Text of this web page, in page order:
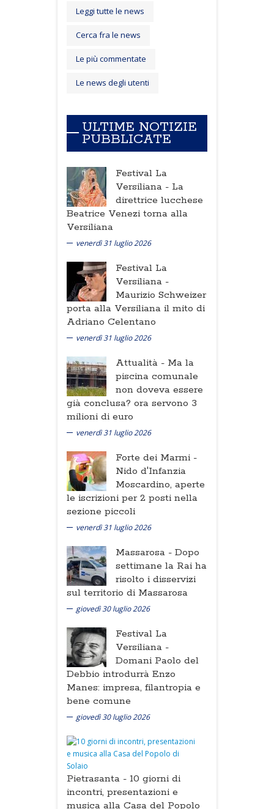
Leggi tutte le news
Cerca fra le news
Le più commentate
Le news degli utenti
ULTIME NOTIZIE
PUBBLICATE
Festival La
Versiliana - La
direttrice lucchese
Beatrice Venezi torna alla
Versiliana
venerdì 31 luglio 2026
Festival La
Versiliana -
Maurizio Schweizer
porta alla Versiliana il mito di
Adriano Celentano
venerdì 31 luglio 2026
Attualità - Ma la
piscina comunale
non doveva essere
già conclusa? ora servono 3
milioni di euro
venerdì 31 luglio 2026
Forte dei Marmi -
Nido d'Infanzia
Moscardino, aperte
le iscrizioni per 2 posti nella
sezione piccoli
venerdì 31 luglio 2026
Massarosa - Dopo
settimane la Rai ha
risolto i disservizi
sul territorio di Massarosa
giovedì 30 luglio 2026
Festival La
Versiliana -
Domani Paolo del
Debbio introdurrà Enzo
Manes: impresa, filantropia e
bene comune
giovedì 30 luglio 2026
Pietrasanta - 10 giorni di
incontri, presentazioni e
musica alla Casa del Popolo